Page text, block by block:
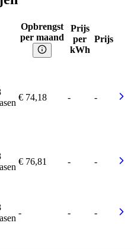
Opbrengst
per maand
Prijs
per
kWh
Prijs
€ 74,18 - -
€ 76,81 - -
- - -